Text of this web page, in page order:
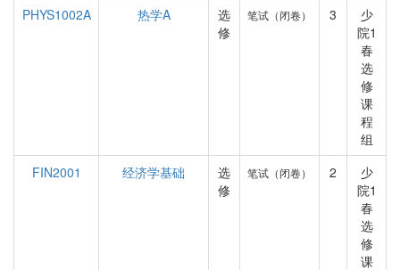
PHYS1002A
热学A
选
修
笔试（闭卷） 3
少
院1
春
选
修
课
程
组
FIN2001
经济学基础
选
修
笔试（闭卷） 2
少
院1
春
选
修
课